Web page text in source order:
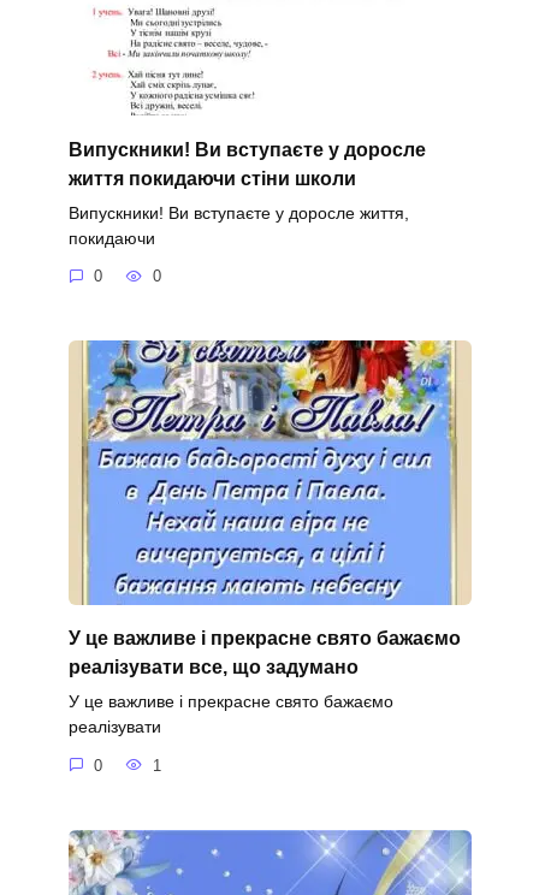
Випускники! Ви вступаєте у доросле
життя покидаючи стіни школи
Випускники! Ви вступаєте у доросле життя,
покидаючи
0 0
У це важливе і прекрасне свято бажаємо
реалізувати все, що задумано
У це важливе і прекрасне свято бажаємо
реалізувати
0 1